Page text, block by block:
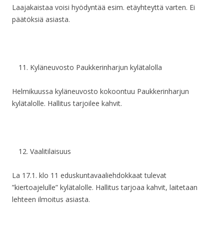
Laajakaistaa voisi hyödyntää esim. etäyhteyttä varten. Ei
päätöksiä asiasta.
Kyläneuvosto Paukkerinharjun kylätalolla
Helmikuussa kyläneuvosto kokoontuu Paukkerinharjun
kylätalolle. Hallitus tarjoilee kahvit.
Vaalitilaisuus
La 17.1. klo 11 eduskuntavaaliehdokkaat tulevat
”kiertoajelulle” kylätalolle. Hallitus tarjoaa kahvit, laitetaan
lehteen ilmoitus asiasta.